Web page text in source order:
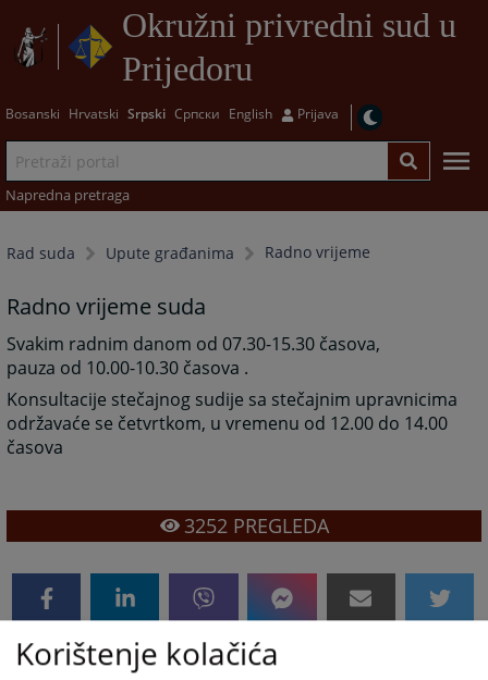
Okružni privredni sud u
Prijedoru
Bosanski Hrvatski Srpski Српски English Prijava
Napredna pretraga
Rad suda Upute građanima Radno vrijeme
Radno vrijeme suda
Svakim radnim danom od 07.30-15.30 časova,
pauza od 10.00-10.30 časova .
Konsultacije stečajnog sudije sa stečajnim upravnicima
održavaće se četvrtkom, u vremenu od 12.00 do 14.00
časova
3252PREGLEDA
Korištenje kolačića